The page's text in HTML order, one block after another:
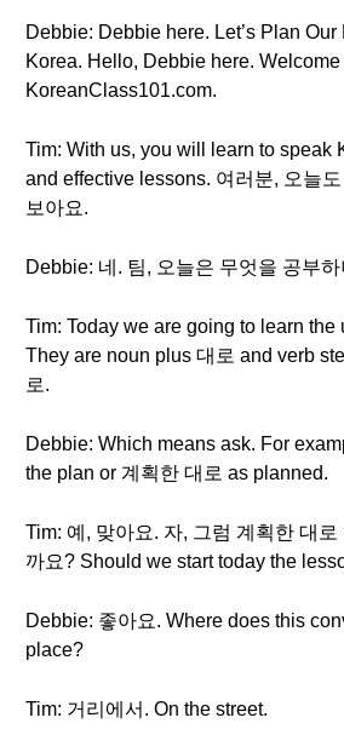
Debbie: Debbie here. Let’s Plan Our
Korea. Hello, Debbie here. Welcome
KoreanClass101.com.
Tim: With us, you will learn to speak
and effective lessons. 여러분, 오늘
보아요.
Debbie: 네. 팀, 오늘은 무엇을 공부
Tim: Today we are going to learn the
They are noun plus 대로 and verb
로.
Debbie: Which means ask. For
the plan or 계획한 대로 as planned.
Tim: 예, 맞아요. 자, 그럼 계획한 대
까요? Should we start today the
Debbie: 좋아요. Where does this
place?
Tim: 거리에서. On the street.